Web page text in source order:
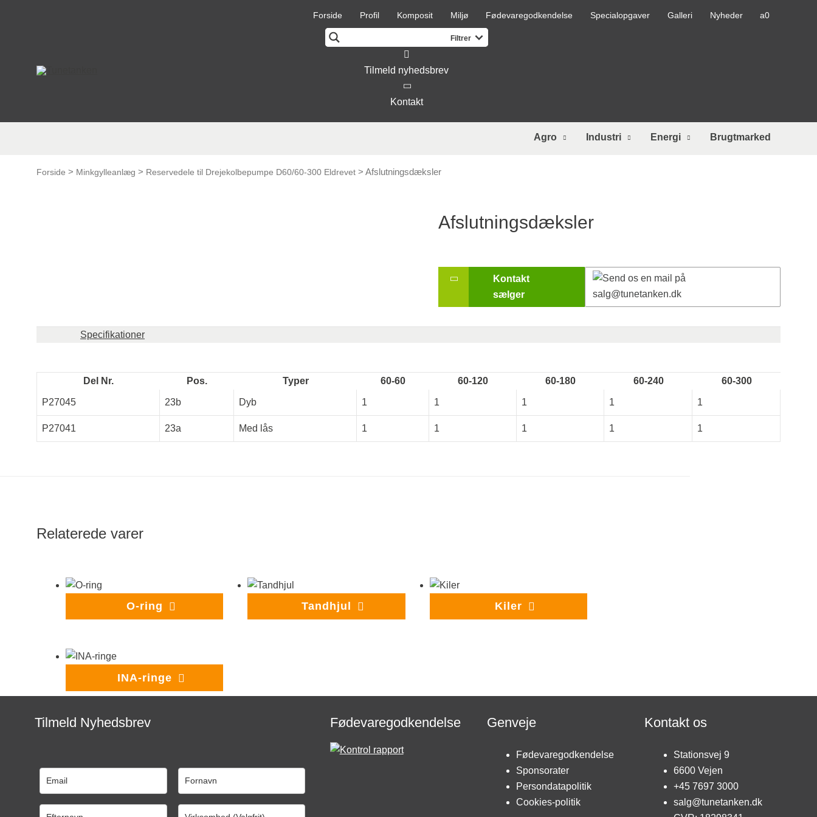
Forside Profil Komposit Miljø Fødevaregodkendelse Specialopgaver Galleri Nyheder
Tilmeld nyhedsbrev
Kontakt
Agro Industri Energi Brugtmarked
Forside > Minkgylleanlæg > Reservedele til Drejekolbepumpe D60/60-300 Eldrevet > Afslutningsdæksler
Afslutningsdæksler
Kontakt
sælger
Specifikationer
Del Nr. Pos. Typer 60-60 60-120 60-180 60-240 60-300
P27045 23b Dyb 1 1 1 1 1
P27041 23a Med lås 1 1 1 1 1
Relaterede varer
O-ring Tandhjul Kiler
INA-ringe
Tilmeld Nyhedsbrev Fødevaregodkendelse Genveje
Fødevaregodkendelse
Sponsorater
Persondatapolitik
Cookies-politik
Kontakt os
Stationsvej 9
6600 Vejen
+45 7697 3000
salg@tunetanken.dk